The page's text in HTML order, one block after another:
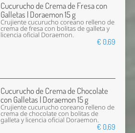
Cucurucho de Crema de Fresa con
Galletas | Doraemon 15 g
Crujiente cucurucho coreano relleno de
crema de fresa con bolitas de galleta y
licencia oficial Doraemon.
€ 0,69
Cucurucho de Crema de Chocolate
con Galletas | Doraemon 15 g
Crujiente cucurucho coreano relleno de
crema de chocolate con bolitas de
galleta y licencia oficial Doraemon.
€ 0,69